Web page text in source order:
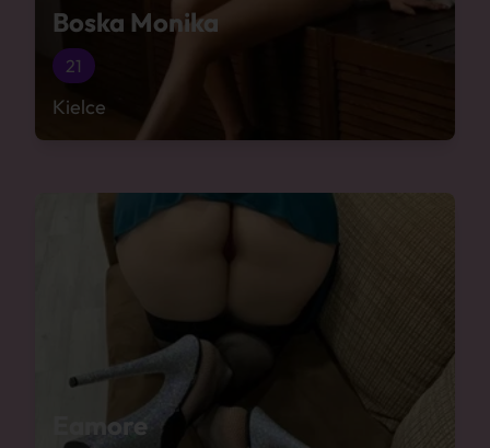
Boska Monika
21
Kielce
Eamore